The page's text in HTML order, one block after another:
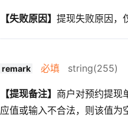
【失败原因】 提现失败原因，
remark 必填 string(255)
【提现备注】 商户对预约提现
应值或输入不合法，则该值为